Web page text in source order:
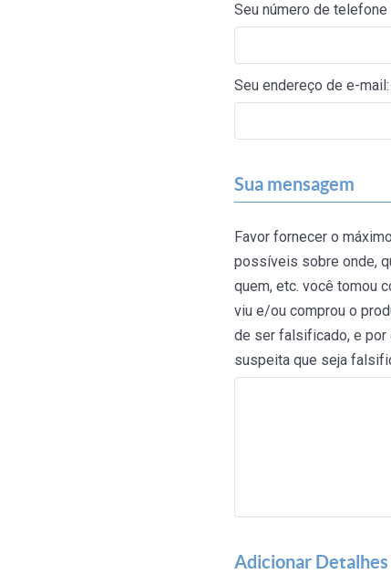
Seu número de telefone
Seu endereço de e-mail:
Sua mensagem
Favor fornecer o
possíveis sobre onde,
quem, etc. você tomou
viu e/ou comprou o
de ser falsificado, e por
suspeita que seja
Adicionar